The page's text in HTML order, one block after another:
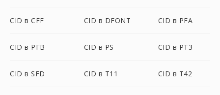
CID в CFF CID в DFONT CID в PFA
CID в PFB CID в PS CID в PT3
CID в SFD CID в T11 CID в T42